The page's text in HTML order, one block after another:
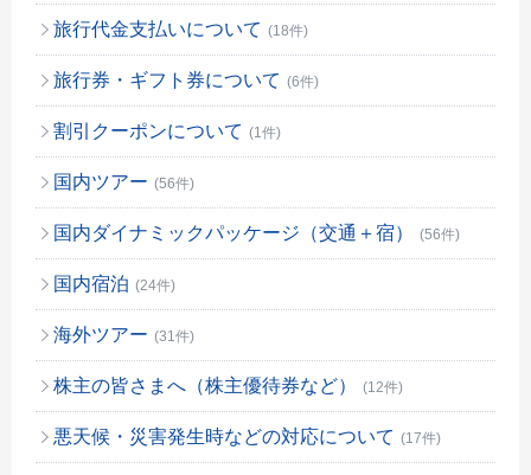
旅行代金支払いについて (18件)
旅行券・ギフト券について (6件)
割引クーポンについて (1件)
国内ツアー (56件)
国内ダイナミックパッケージ（交通＋宿） (56件)
国内宿泊 (24件)
海外ツアー (31件)
株主の皆さまへ（株主優待券など） (12件)
悪天候・災害発生時などの対応について (17件)